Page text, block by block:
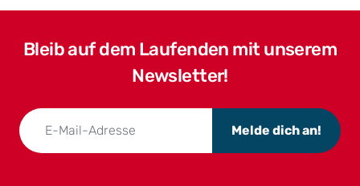
Bleib auf dem Laufenden mit unserem
Newsletter!
Melde dich an!